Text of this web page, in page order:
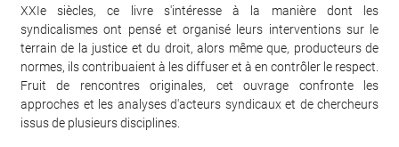
XXIe siècles, ce livre s'intéresse à la manière dont les
syndicalismes ont pensé et organisé leurs interventions sur le
terrain de la justice et du droit, alors même que, producteurs de
normes, ils contribuaient à les diffuser et à en contrôler le respect.
Fruit de rencontres originales, cet ouvrage confronte les
approches et les analyses d'acteurs syndicaux et de chercheurs
issus de plusieurs disciplines.